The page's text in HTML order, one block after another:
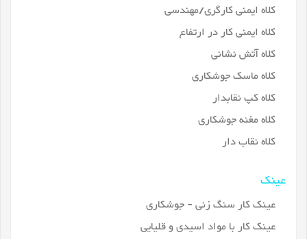
کلاه ایمنی کارگری/مهندسی
کلاه ایمنی کار در ارتفاع
کلاه آتش نشانی
کلاه ماسک جوشکاری
کلاه کپ نقابدار
کلاه مغنه جوشکاری
کلاه نقاب دار
عینک
عینک کار سنگ زنی - جوشکاری
عینک کار با مواد اسیدی و قلیایی